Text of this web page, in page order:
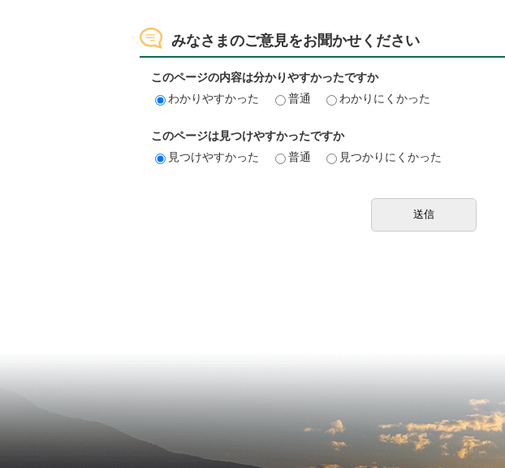
みなさまのご意見をお聞かせください
このページの内容は分かりやすかったですか
わかりやすかった
普通 わかりにくかった
このページは見つけやすかったですか
見つけやすかった
普通 見つかりにくかった